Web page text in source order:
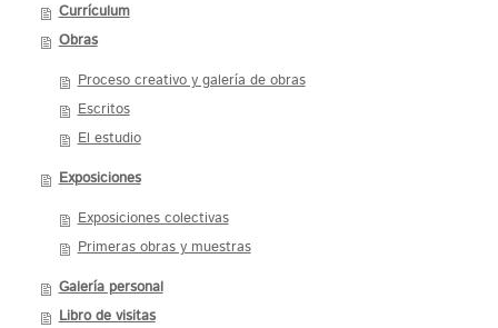
Currículum
Obras
Proceso creativo y galería de obras
Escritos
El estudio
Exposiciones
Exposiciones colectivas
Primeras obras y muestras
Galería personal
Libro de visitas